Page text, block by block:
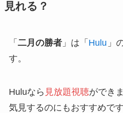
見れる？
「 二月の勝者」は「 Hulu 」
す。
Huluなら 見放題視聴ができ
気見するのにもおすすめです